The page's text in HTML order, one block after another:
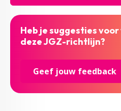
Heb je suggesties
deze JGZ-richtlijn?
Geef jouw feedback